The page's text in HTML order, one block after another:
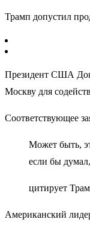
Трамп допустил
Президент США
Москву для
Соответствующее
Может быть,
если бы
цитирует
Американский